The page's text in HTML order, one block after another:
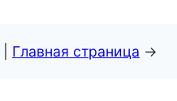
Главная страница →